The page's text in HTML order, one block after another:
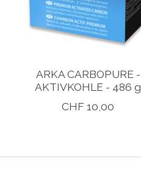
ARKA CARBOPURE -
AKTIVKOHLE - 486 g
CHF 10,00